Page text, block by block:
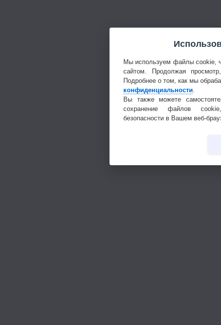
Мы используем файлы cookie,
сайтом. Продолжая
Подробнее о том, как мы
конфиденциальности.
Вы также можете
сохранение файлов
безопасности в Вашем веб-